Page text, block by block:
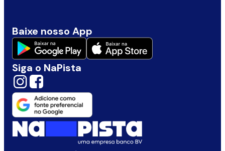
Baixe nosso App
Siga o NaPista